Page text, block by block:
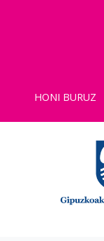
HONI BURUZ